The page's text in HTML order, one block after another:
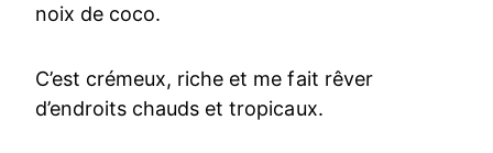
noix de coco.
C’est crémeux, riche et me fait rêver
d’endroits chauds et tropicaux.